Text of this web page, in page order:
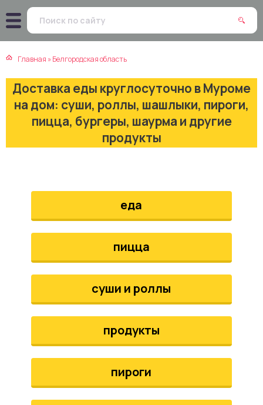
Главная »Белгородская область
Доставка еды круглосуточно в Муроме
на дом: суши, роллы, шашлыки, пироги,
пицца, бургеры, шаурма и другие
продукты
еда
пицца
суши и роллы
продукты
пироги
кухня
кухня
кухня